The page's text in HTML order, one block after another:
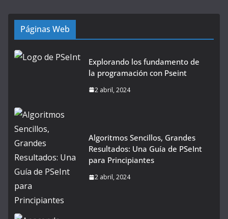
Páginas Web
Explorando los fundamento de
la programación con Pseint
2 abril, 2024
Algoritmos Sencillos, Grandes
Resultados: Una Guía de PSeInt
para Principiantes
2 abril, 2024